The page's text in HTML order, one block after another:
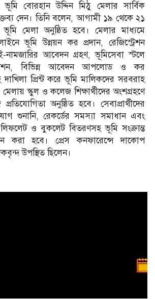
বোরহান উদ্দিন মিঠু মেলার সার্বিক
দেন। তিনি বলেন, আগামী ১৯ থেকে ২১
ভূমি মেলা অনুষ্ঠিত হবে। মেলার মাধ্যমে
ভূমি উন্নয়ন কর প্রদান, রেজিস্ট্রেশন
ই-নামজারির আবেদন গ্রহণ, ভূমিসেবা স্টলে
বিভিন্ন আবেদন আপলোড ও কর
দাখিলা প্রিন্ট করে ভূমি মালিকদের সরবরাহ
স্কুল ও কলেজ শিক্ষার্থীদের অংশগ্রহণে
অনুষ্ঠিত হবে। সেবাপ্রার্থীদের
শুনানি, রেকর্ডের সমস্যা সমাধান এবং
ও বুকলেট বিতরণসহ ভূমি সংক্রান্ত
করা হবে। প্রেস কনফারেন্সে দাকোপ
উপস্থিত ছিলেন।